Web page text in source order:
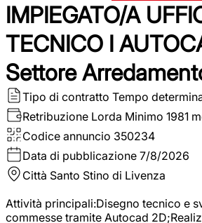
IMPIEGATO/A
TECNICO I
Settore
Tipo di contratto Tempo
Retribuzione Lorda Minimo 1981
Codice annuncio 350234
Data di pubblicazione 7/8/2026
Città Santo Stino di Livenza
Attività principali:Disegno tecnico e
commesse tramite Autocad